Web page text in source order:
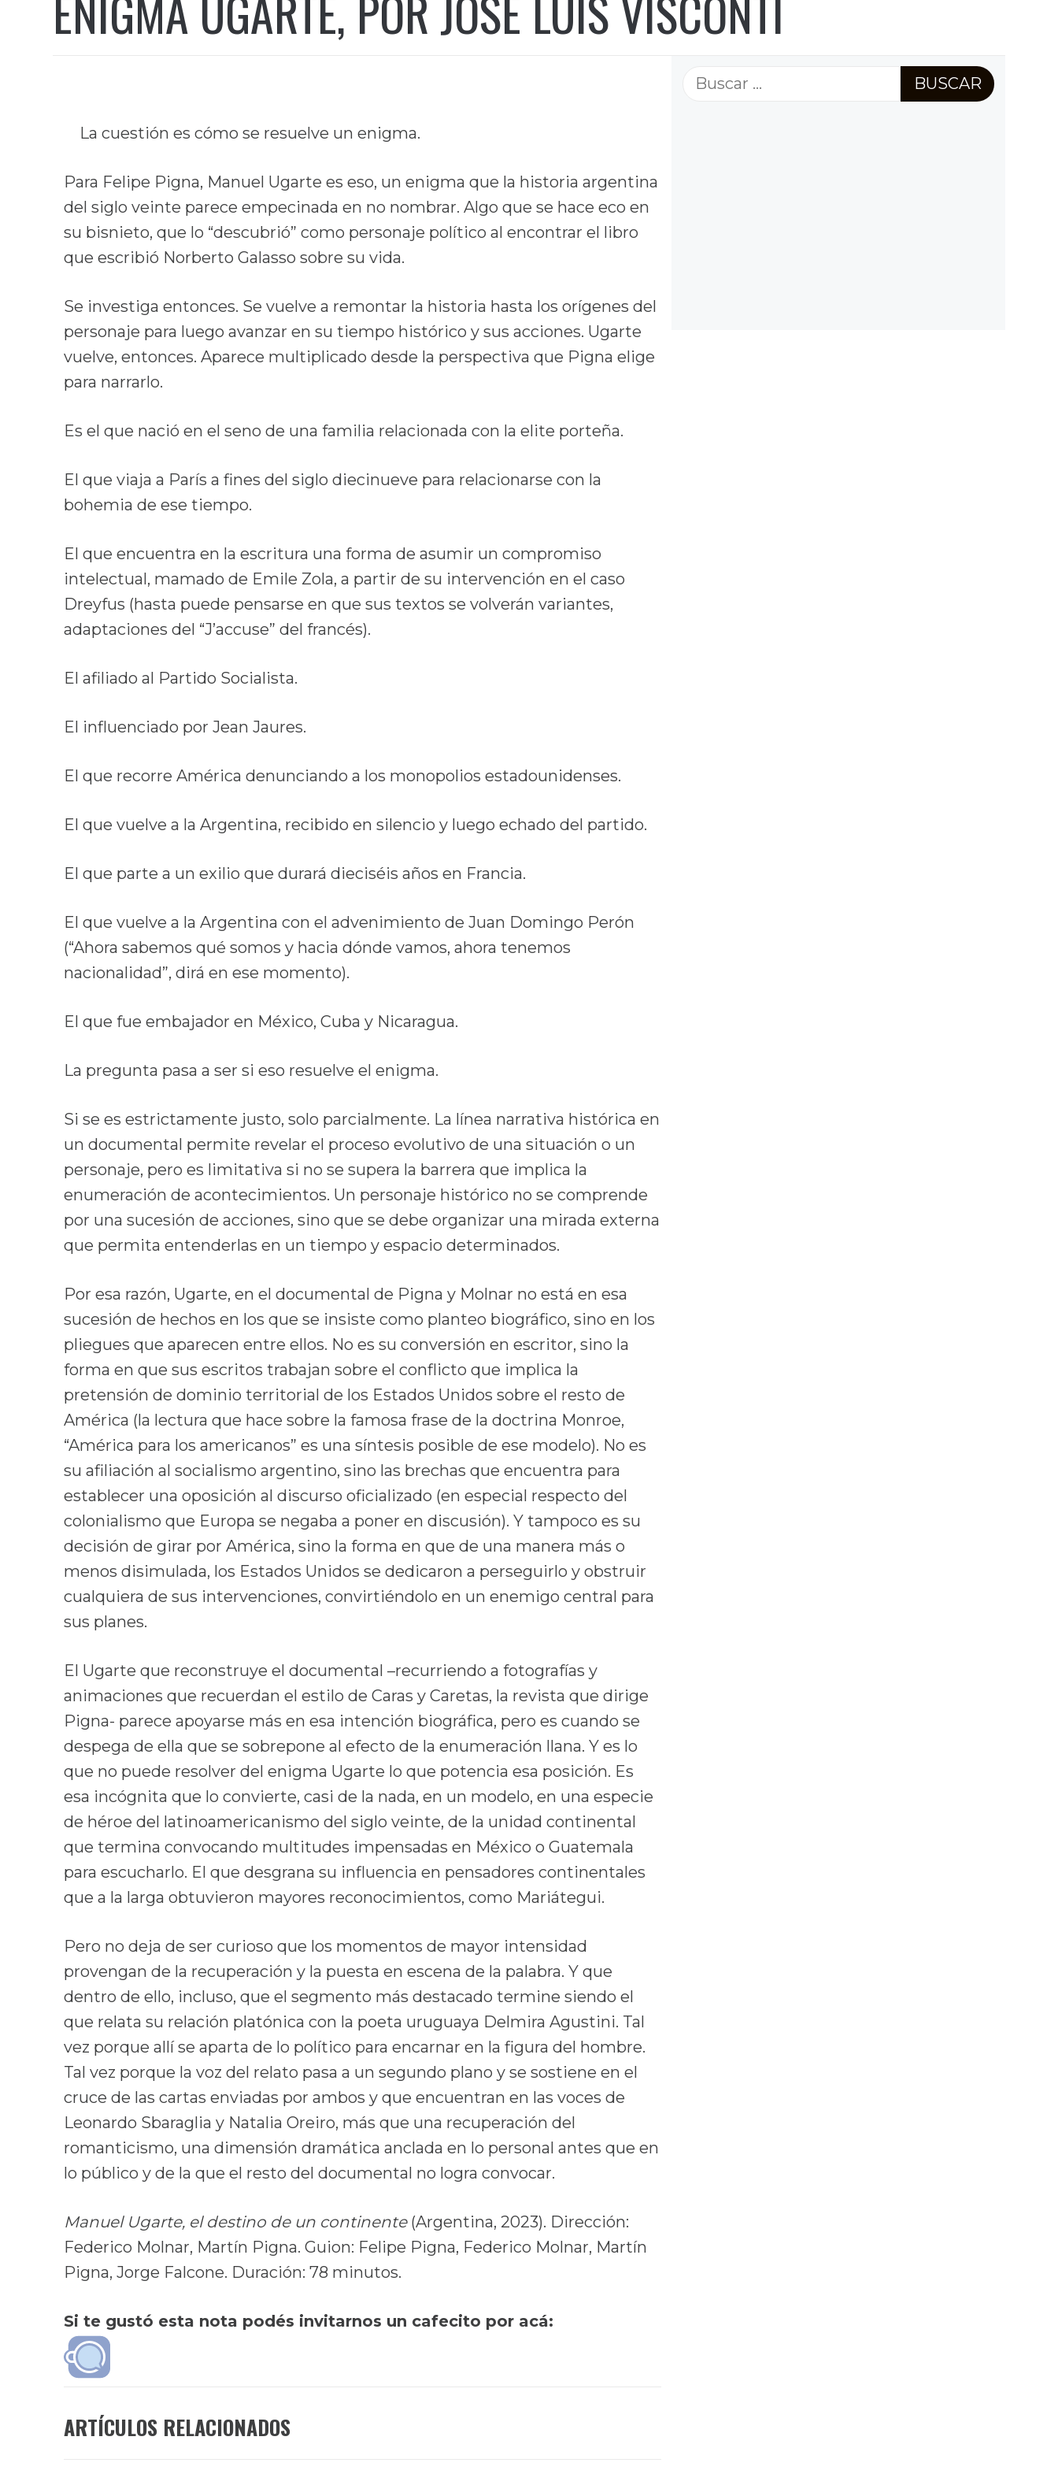
La cuestión es cómo se resuelve un enigma.
Para Felipe Pigna, Manuel Ugarte es eso, un enigma que la historia argentina
del siglo veinte parece empecinada en no nombrar. Algo que se hace eco en
su bisnieto, que lo “descubrió” como personaje político al encontrar el libro
que escribió Norberto Galasso sobre su vida.
Se investiga entonces. Se vuelve a remontar la historia hasta los orígenes del
personaje para luego avanzar en su tiempo histórico y sus acciones. Ugarte
vuelve, entonces. Aparece multiplicado desde la perspectiva que Pigna elige
para narrarlo.
Es el que nació en el seno de una familia relacionada con la elite porteña.
El que viaja a París a fines del siglo diecinueve para relacionarse con la
bohemia de ese tiempo.
El que encuentra en la escritura una forma de asumir un compromiso
intelectual, mamado de Emile Zola, a partir de su intervención en el caso
Dreyfus (hasta puede pensarse en que sus textos se volverán variantes,
adaptaciones del “J’accuse” del francés).
El afiliado al Partido Socialista.
El influenciado por Jean Jaures.
El que recorre América denunciando a los monopolios estadounidenses.
El que vuelve a la Argentina, recibido en silencio y luego echado del partido.
El que parte a un exilio que durará dieciséis años en Francia.
El que vuelve a la Argentina con el advenimiento de Juan Domingo Perón
(“Ahora sabemos qué somos y hacia dónde vamos, ahora tenemos
nacionalidad”, dirá en ese momento).
El que fue embajador en México, Cuba y Nicaragua.
La pregunta pasa a ser si eso resuelve el enigma.
Si se es estrictamente justo, solo parcialmente. La línea narrativa histórica en
un documental permite revelar el proceso evolutivo de una situación o un
personaje, pero es limitativa si no se supera la barrera que implica la
enumeración de acontecimientos. Un personaje histórico no se comprende
por una sucesión de acciones, sino que se debe organizar una mirada externa
que permita entenderlas en un tiempo y espacio determinados.
Por esa razón, Ugarte, en el documental de Pigna y Molnar no está en esa
sucesión de hechos en los que se insiste como planteo biográfico, sino en los
pliegues que aparecen entre ellos. No es su conversión en escritor, sino la
forma en que sus escritos trabajan sobre el conflicto que implica la
pretensión de dominio territorial de los Estados Unidos sobre el resto de
América (la lectura que hace sobre la famosa frase de la doctrina Monroe,
“América para los americanos” es una síntesis posible de ese modelo). No es
su afiliación al socialismo argentino, sino las brechas que encuentra para
establecer una oposición al discurso oficializado (en especial respecto del
colonialismo que Europa se negaba a poner en discusión). Y tampoco es su
decisión de girar por América, sino la forma en que de una manera más o
menos disimulada, los Estados Unidos se dedicaron a perseguirlo y obstruir
cualquiera de sus intervenciones, convirtiéndolo en un enemigo central para
sus planes.
El Ugarte que reconstruye el documental –recurriendo a fotografías y
animaciones que recuerdan el estilo de Caras y Caretas, la revista que dirige
Pigna- parece apoyarse más en esa intención biográfica, pero es cuando se
despega de ella que se sobrepone al efecto de la enumeración llana. Y es lo
que no puede resolver del enigma Ugarte lo que potencia esa posición. Es
esa incógnita que lo convierte, casi de la nada, en un modelo, en una especie
de héroe del latinoamericanismo del siglo veinte, de la unidad continental
que termina convocando multitudes impensadas en México o Guatemala
para escucharlo. El que desgrana su influencia en pensadores continentales
que a la larga obtuvieron mayores reconocimientos, como Mariátegui.
Pero no deja de ser curioso que los momentos de mayor intensidad
provengan de la recuperación y la puesta en escena de la palabra. Y que
dentro de ello, incluso, que el segmento más destacado termine siendo el
que relata su relación platónica con la poeta uruguaya Delmira Agustini. Tal
vez porque allí se aparta de lo político para encarnar en la figura del hombre.
Tal vez porque la voz del relato pasa a un segundo plano y se sostiene en el
cruce de las cartas enviadas por ambos y que encuentran en las voces de
Leonardo Sbaraglia y Natalia Oreiro, más que una recuperación del
romanticismo, una dimensión dramática anclada en lo personal antes que en
lo público y de la que el resto del documental no logra convocar.
Manuel Ugarte, el destino de un continente (Argentina, 2023). Dirección:
Federico Molnar, Martín Pigna. Guion: Felipe Pigna, Federico Molnar, Martín
Pigna, Jorge Falcone. Duración: 78 minutos.
Si te gustó esta nota podés invitarnos un cafecito por acá:
ARTÍCULOS RELACIONADOS
Buscar: